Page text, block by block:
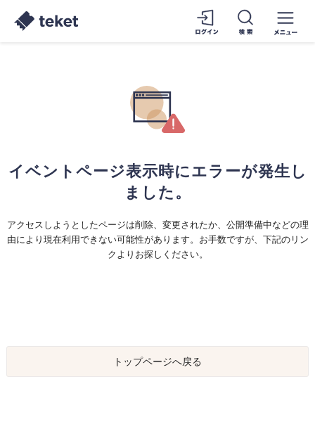
イベントページ表示時にエラーが発生し
ました。
アクセスしようとしたページは削除、変更されたか、公開準備中などの理
由により現在利用できない可能性があります。お手数ですが、下記のリン
クよりお探しください。
トップページへ戻る